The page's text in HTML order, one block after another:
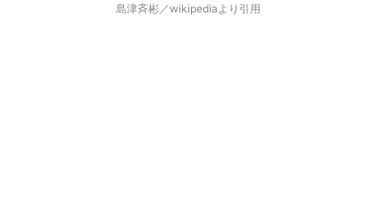
島津斉彬／wikipediaより引用